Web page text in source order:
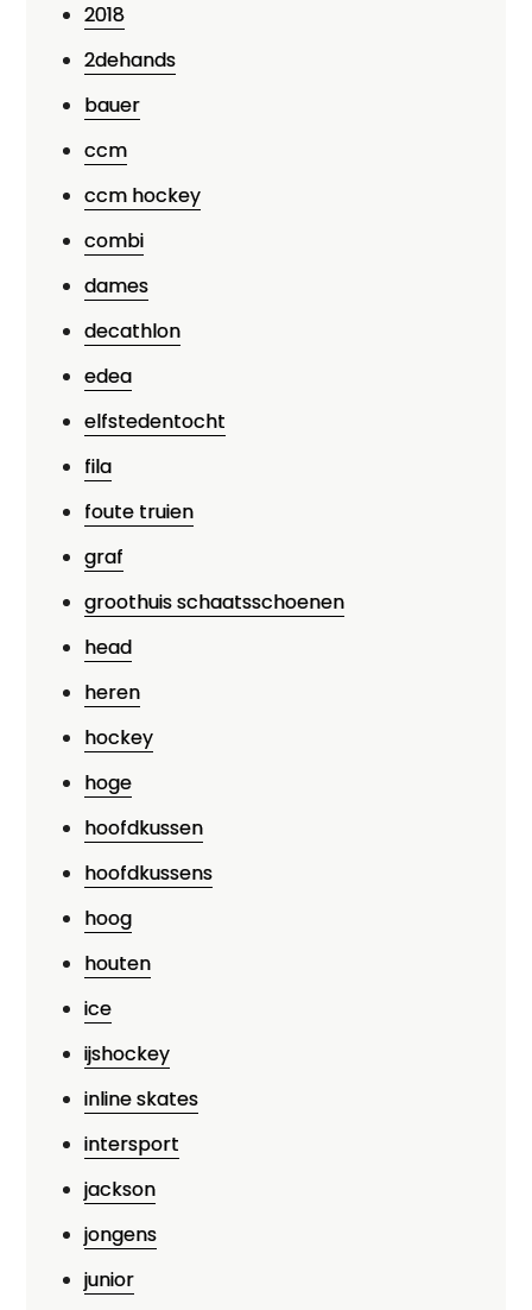
2018
2dehands
bauer
ccm
ccm hockey
combi
dames
decathlon
edea
elfstedentocht
fila
foute truien
graf
groothuis schaatsschoenen
head
heren
hockey
hoge
hoofdkussen
hoofdkussens
hoog
houten
ice
ijshockey
inline skates
intersport
jackson
jongens
junior